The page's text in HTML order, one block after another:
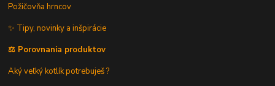
Požičovňa hrncov
✨ Tipy, novinky a inšpirácie
⚖️ Porovnania produktov
Aký veľký kotlík potrebuješ ?